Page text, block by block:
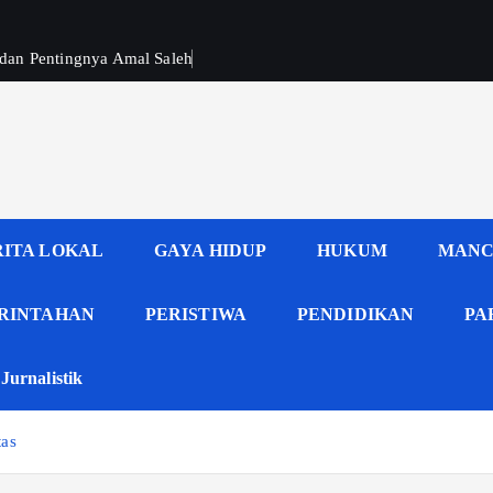
Pentingnya Amal Saleh
LOKAL GAYA HIDUP HUKUM
PERISTIWA PENDIDIKAN